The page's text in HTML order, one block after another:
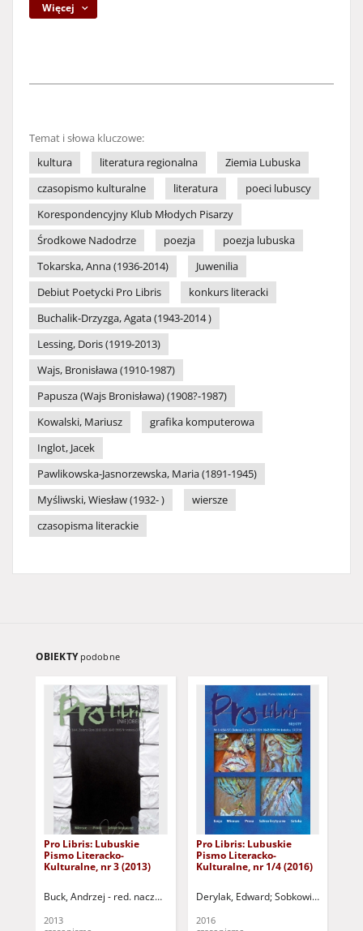
Więcej
Temat i słowa kluczowe:
kultura
literatura regionalna
Ziemia Lubuska
czasopismo kulturalne
literatura
poeci lubuscy
Korespondencyjny Klub Młodych Pisarzy
Środkowe Nadodrze
poezja
poezja lubuska
Tokarska, Anna (1936-2014)
Juwenilia
Debiut Poetycki Pro Libris
konkurs literacki
Buchalik-Drzyzga, Agata (1943-2014 )
Lessing, Doris (1919-2013)
Wajs, Bronisława (1910-1987)
Papusza (Wajs Bronisława) (1908?-1987)
Kowalski, Mariusz
grafika komputerowa
Inglot, Jacek
Pawlikowska-Jasnorzewska, Maria (1891-1945)
Myśliwski, Wiesław (1932- )
wiersze
czasopisma literackie
OBIEKTY podobne
Pro Libris: Lubuskie
Pismo Literacko-
Kulturalne, nr 3 (2013)
Buck, Andrzej - red. naczelny Gryska, Magdalena. Red. Mielczarek,
2013
Pro Libris: Lubuskie
Pismo Literacko-
Kulturalne, nr 1/4 (2016)
Derylak, Edward Sobkowiak,
2016